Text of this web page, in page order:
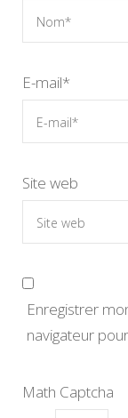
E-mail*
Site web
Enregistrer
navigateur
Math Captcha